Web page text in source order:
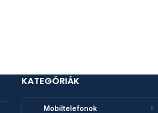
KATEGÓRIÁK
Mobiltelefonok